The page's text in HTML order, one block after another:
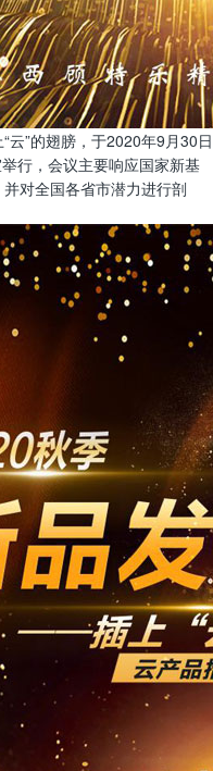
”的翅膀，于2020年9月30日
行，会议主要响应国家新基
对全国各省市潜力进行剖